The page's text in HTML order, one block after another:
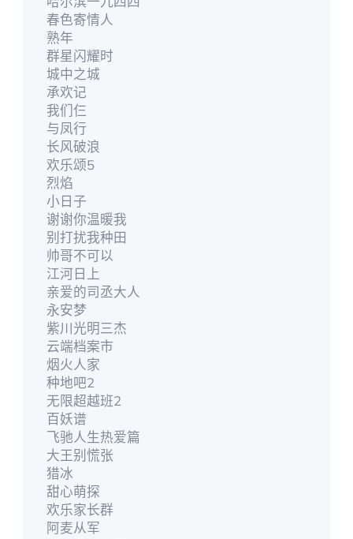
春色寄情人
熟年
群星闪耀时
城中之城
承欢记
我们仨
与凤行
长风破浪
欢乐颂5
烈焰
小日子
谢谢你温暖我
别打扰我种田
帅哥不可以
江河日上
亲爱的司丞大人
永安梦
紫川光明三杰
云端档案市
烟火人家
种地吧2
无限超越班2
百妖谱
飞驰人生热爱篇
大王别慌张
猎冰
甜心萌探
欢乐家长群
阿麦从军